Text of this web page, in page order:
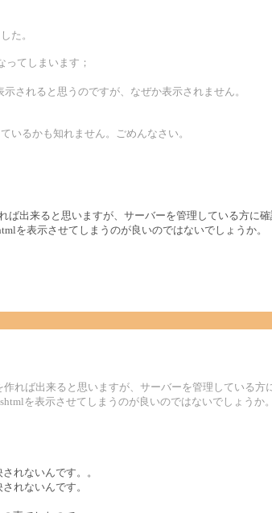
た。
ってしまいます；
されると思うのですが、なぜか表示されません。
いるかも知れません。ごめんなさい。
ば出来ると思いますが、サーバーを管理している方に確
を表示させてしまうのが良いのではないでしょうか。
れば出来ると思いますが、サーバーを管理している方
を表示させてしまうのが良いのではないでしょうか
れないんです。。
れないんです。